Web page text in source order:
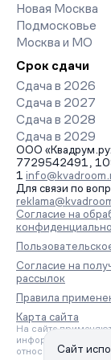
Новая Москва
Подмосковье
Москва и МО
Срок сдачи
Сдача в 2026
Сдача в 2027
Сдача в 2028
Сдача в 2029
ООО
7729542491,
1
Для связи по
Согласие на
Согласие на
рассылок
Правила
Карта сайта
На сайте
информации на
относящихся к
Сайт